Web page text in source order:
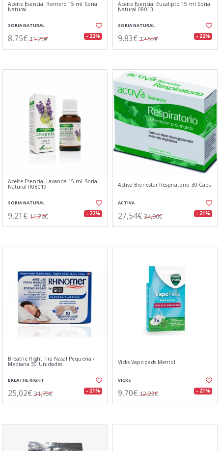
Aceite Esencial Romero 15 ml Soria
Natural
SORIA NATURAL
8,75€ 11,20€ - 22%
Aceite Esencial Eucalipto 15 ml Soria
Natural 08013
SORIA NATURAL
9,83€ 12,57€ - 22%
Aceite Esencial Lavanda 15 ml Soria
Natural R08019
SORIA NATURAL
9,21€ 11,76€ - 22%
Activa Bienestar Respiratorio 30 Caps
ACTIVA
27,54€ 34,96€ - 21%
Breathe Right Tira Nasal Pequeña /
Mediana 30 Unidades
BREATHE RIGHT
25,02€ 31,75€ - 21%
Vicks Vapopads Mentol
VICKS
9,70€ 12,23€ - 21%